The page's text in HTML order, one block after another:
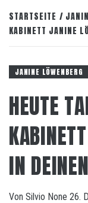
STARTSEITE
KABINETT JANINE
JANINE LÖWENBERG
HEUTE
IN
Von Silvio None 26.